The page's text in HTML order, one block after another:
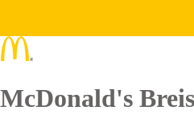
McDonald's